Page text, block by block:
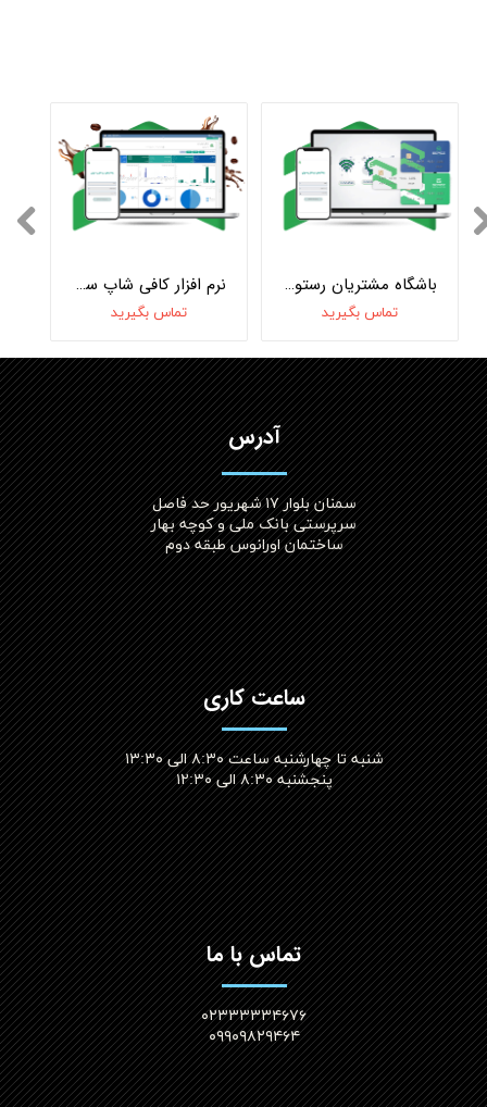
نرم افزار کافی شاپ سپیدز نسخه پیشرفته
تماس بگیرید
باشگاه مشتریان رستورانی و نظرسنجی هوشمند
تماس بگیرید
آدرس
سمنان بلوار ۱۷ شهریور حد فاصل
سرپرستی بانک ملی و کوچه بهار
ساختمان اورانوس طبقه دوم
ساعت کاری
شنبه تا چهارشنبه ساعت ۸:۳۰ الی ۱۳:۳۰
پنجشنبه ۸:۳۰ الی ۱۲:۳۰​​​​​​​
تماس با ما
۰۲۳۳۳۳۳۴۶۷۶
۰۹۹۰۹۸۲۹۴۶۴